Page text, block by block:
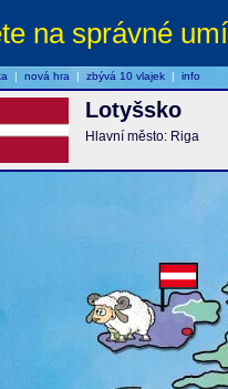
na správné
Lotyšsko
Hlavní město: Riga
| nová hra | zbývá 10 vlajek | info